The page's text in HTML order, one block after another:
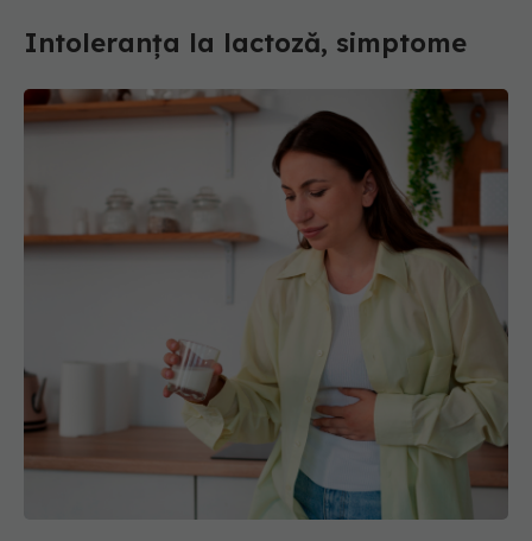
Intoleranța la lactoză, simptome